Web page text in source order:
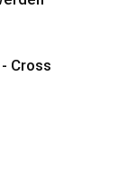
Cross